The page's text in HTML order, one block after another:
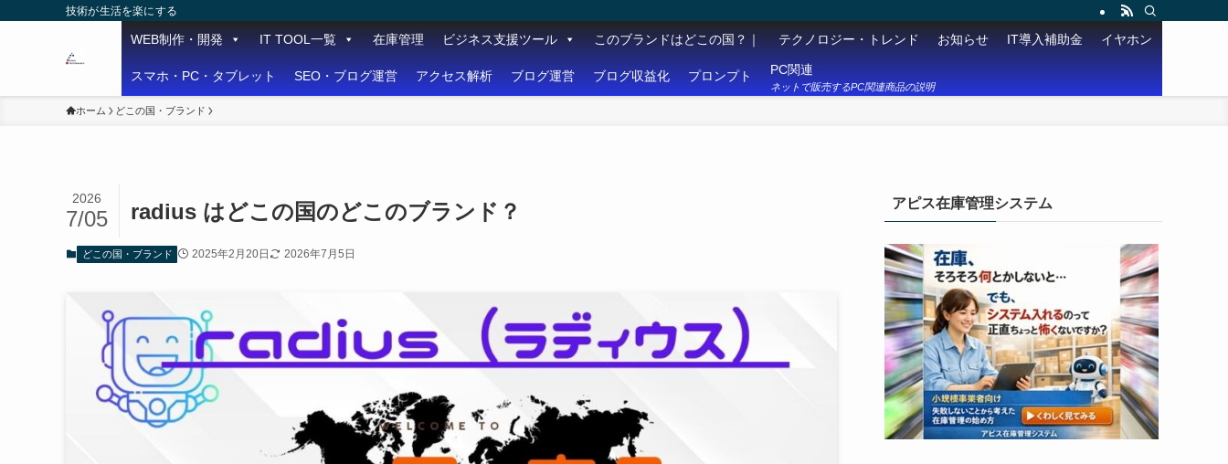
技術が生活を楽にする
WEB制作・開発 IT TOOL一覧 在庫管理 ビジネス支援ツール このブランドはどこの国？｜ テクノロジー・トレンド お知らせ IT導入補助金 イヤホン
スマホ・PC・タブレット SEO・ブログ運営 アクセス解析 ブログ運営 ブログ収益化 プロンプト PC関連
ネットで販売するPC関連商品の説明
ホーム どこの国・ブランド
radius はどこの国のどこのブランド？
2026
7/05
どこの国・ブランド 2025年2月20日 2026年7月5日
アピス在庫管理システム